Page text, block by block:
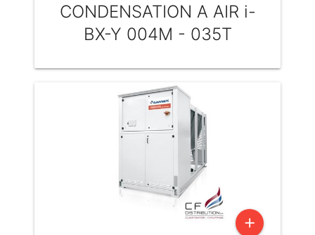
CONDENSATION A AIR i-
BX-Y 004M - 035T
add